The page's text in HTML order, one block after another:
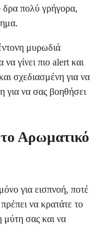
δρα πολύ γρήγορα,
μυρωδιά
γίνει πιο alert και
σχεδιασμένη για να
για να σας βοηθήσει
Αρωματικό
για εισπνοή, ποτέ
να κρατάτε το
μύτη σας και να